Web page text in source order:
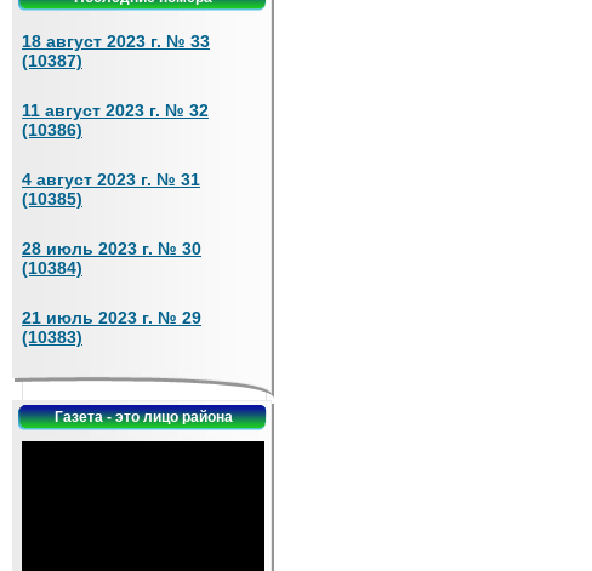
18 август 2023 г. № 33
(10387)
11 август 2023 г. № 32
(10386)
4 август 2023 г. № 31
(10385)
28 июль 2023 г. № 30
(10384)
21 июль 2023 г. № 29
(10383)
Газета - это лицо района